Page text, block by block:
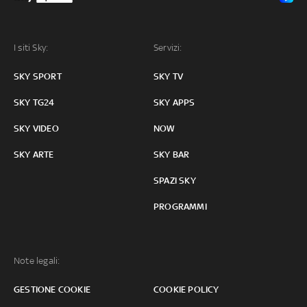
I siti Sky:
SKY SPORT
SKY TG24
SKY VIDEO
SKY ARTE
Servizi:
SKY TV
SKY APPS
NOW
SKY BAR
SPAZI SKY
PROGRAMMI
Note legali:
GESTIONE COOKIE COOKIE POLICY